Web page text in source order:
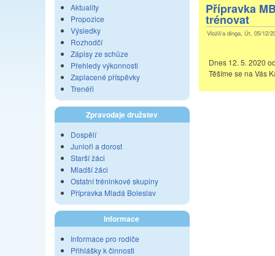
Aktuality
Propozice
Výsledky
Rozhodčí
Zápisy ze schůze
Přehledy výkonnosti
Zaplacené příspěvky
Trenéři
Zpravodaje družstev
Dospělí
Junioři a dorost
Starší žáci
Mladší žáci
Ostatní tréninkové skupiny
Přípravka Mladá Boleslav
Informace
Informace pro rodiče
Přihlášky k činnosti
Přípravka
trénovat
Vložil/a dinga, Út, 05/12/
Dnes 12. 5. 2020
Těšíme se na Vás